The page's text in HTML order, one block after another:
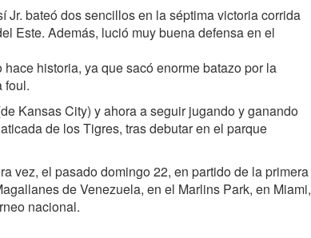
bateó dos sencillos en la séptima victoria corrida
Este. Además, lució muy buena defensa en el
historia, ya que sacó enorme batazo por la
foul.
Kansas City) y ahora a seguir jugando y ganando
de los Tigres, tras debutar en el parque
vez, el pasado domingo 22, en partido de la primera
de Venezuela, en el Marlins Park, en Miami,
nacional.